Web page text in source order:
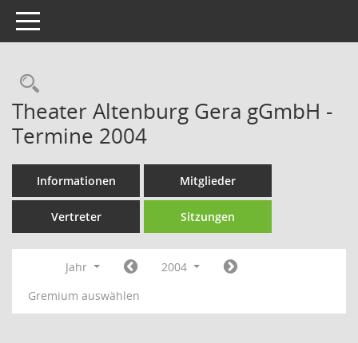
Toggle navigation
Rechercheauswahl
Theater Altenburg Gera gGmbH -
Termine 2004
Informationen Mitglieder
Vertreter Sitzungen
Jahr
2004
Gremium auswählen